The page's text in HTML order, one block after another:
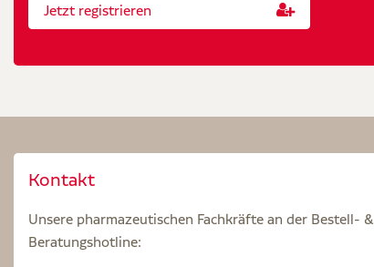
Jetzt registrieren
Kontakt
Unsere pharmazeutischen Fachkräfte an der Bestell- &
Beratungshotline: